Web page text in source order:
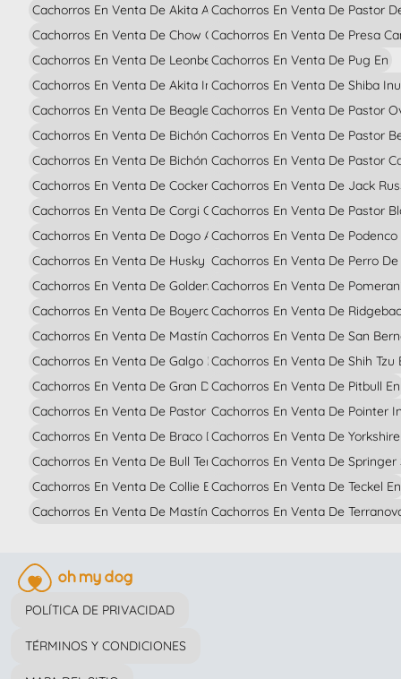
Cachorros En Venta De Akita Americano En
Cachorros En Venta De Chow Chow En
Cachorros En Venta De Leonberger En
Cachorros En Venta De Akita Inu En
Cachorros En Venta De Beagle En
Cachorros En Venta De Bichón Frisé En
Cachorros En Venta De Bichón Maltés En
Cachorros En Venta De Cocker Spaniel En
Cachorros En Venta De Corgi Galés De Pembroke En
Cachorros En Venta De Dogo Argentino En
Cachorros En Venta De Husky En
Cachorros En Venta De Golden Retriever En
Cachorros En Venta De Boyero De Berna En
Cachorros En Venta De Mastín Del Pirineo En
Cachorros En Venta De Galgo Español En
Cachorros En Venta De Gran Danés En
Cachorros En Venta De Pastor Alemán En
Cachorros En Venta De Braco De Weimar En
Cachorros En Venta De Bull Terrier En
Cachorros En Venta De Collie Barbudo En
Cachorros En Venta De Mastín Español En
Cachorros En Venta
Cachorros En Venta De
Cachorros En Venta De Pug En
Cachorros En Venta De
Cachorros En
Cachorros En Venta De
Cachorros En Venta De
Cachorros En Venta
Cachorros En Venta
Cachorros En Venta
Cachorros En Venta De
Cachorros En Venta De
Cachorros En Venta
Cachorros En Venta De
Cachorros En Venta De Shih
Cachorros En Venta De Pitbull En
Cachorros En Venta De
Cachorros En Venta De
Cachorros En Venta
Cachorros En Venta De Teckel En
Cachorros En Venta De
POLÍTICA DE PRIVACIDAD
TÉRMINOS Y CONDICIONES